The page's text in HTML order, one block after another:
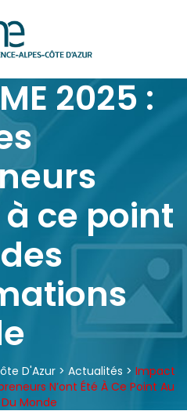
2025 :
à ce point
D'Azur > Actualités > Impact
N’ont Été À Ce Point Au
Monde